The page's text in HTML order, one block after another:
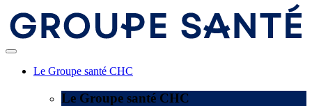
Le Groupe santé CHC
Le Groupe santé CHC